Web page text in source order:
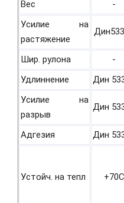
Вес
-
Усилие на
растяжение
Шир. рулона
-
Удлиннение
Дин
Усилие на
разрыв
Дин
Адгезия Дин
Устойч. на тепл +70С